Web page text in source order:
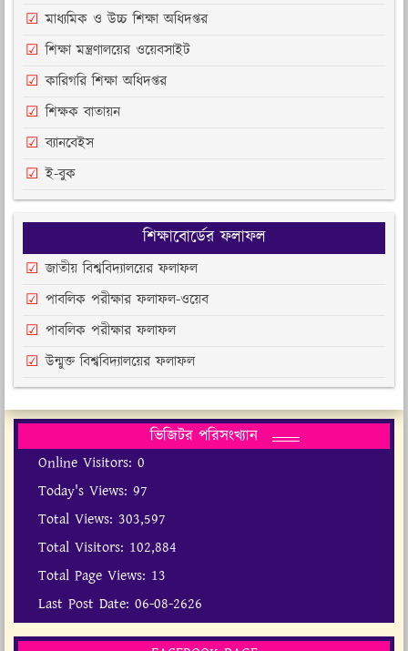
মাধ্যমিক ও উচ্চ শিক্ষা অধিদপ্তর
শিক্ষা মন্ত্রণালয়ের ওয়েবসাইট
কারিগরি শিক্ষা অধিদপ্তর
শিক্ষক বাতায়ন
ব্যানবেইস
ই-বুক
শিক্ষাবোর্ডের ফলাফল
জাতীয় বিশ্ববিদ্যালয়ের ফলাফল
পাবলিক পরীক্ষার ফলাফল-ওয়েব
পাবলিক পরীক্ষার ফলাফল
উন্মুক্ত বিশ্ববিদ্যালয়ের ফলাফল
ভিজিটর পরিসংখ্যান
Online Visitors: 0
Today's Views: 97
Total Views: 303,597
Total Visitors: 102,884
Total Page Views: 13
Last Post Date: 06-08-2626